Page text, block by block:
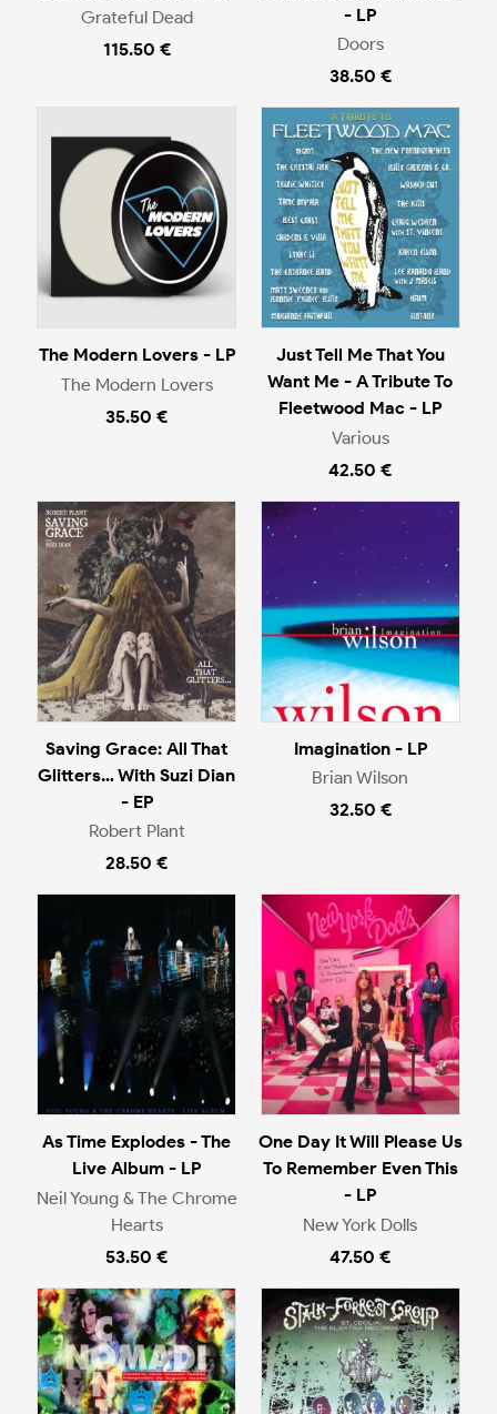
Grateful Dead
115.50 €
- LP
Doors
38.50 €
The Modern Lovers - LP
The Modern Lovers
35.50 €
Just Tell Me That You
Want Me - A Tribute To
Fleetwood Mac - LP
Various
42.50 €
Saving Grace: All That
Glitters… With Suzi Dian
- EP
Robert Plant
28.50 €
Imagination - LP
Brian Wilson
32.50 €
As Time Explodes - The
Live Album - LP
Neil Young & The Chrome
Hearts
53.50 €
One Day It Will Please Us
To Remember Even This
- LP
New York Dolls
47.50 €